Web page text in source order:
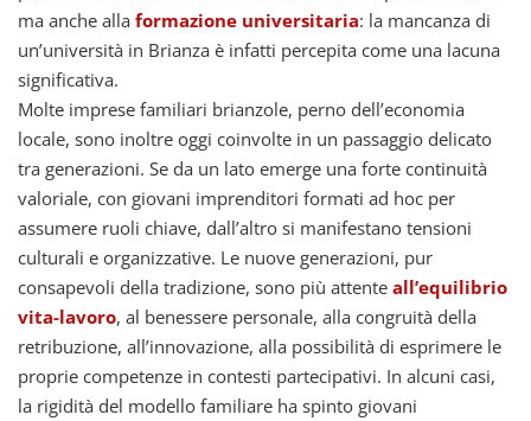
ma anche alla formazione universitaria: la mancanza di
un’università in Brianza è infatti percepita come una lacuna
significativa.
Molte imprese familiari brianzole, perno dell’economia
locale, sono inoltre oggi coinvolte in un passaggio delicato
tra generazioni. Se da un lato emerge una forte continuità
valoriale, con giovani imprenditori formati ad hoc per
assumere ruoli chiave, dall’altro si manifestano tensioni
culturali e organizzative. Le nuove generazioni, pur
consapevoli della tradizione, sono più attente all’equilibrio
vita-lavoro, al benessere personale, alla congruità della
retribuzione, all’innovazione, alla possibilità di esprimere le
proprie competenze in contesti partecipativi. In alcuni casi,
la rigidità del modello familiare ha spinto giovani